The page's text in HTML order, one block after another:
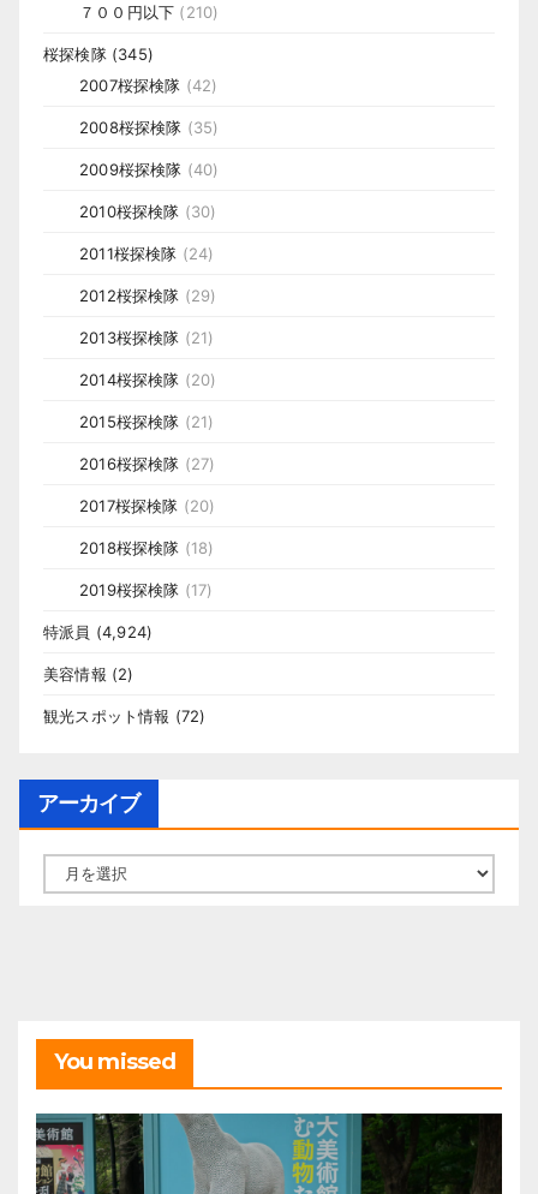
７００円以下 (210)
桜探検隊(345)
2007桜探検隊 (42)
2008桜探検隊 (35)
2009桜探検隊 (40)
2010桜探検隊 (30)
2011桜探検隊 (24)
2012桜探検隊 (29)
2013桜探検隊 (21)
2014桜探検隊 (20)
2015桜探検隊 (21)
2016桜探検隊 (27)
2017桜探検隊 (20)
2018桜探検隊 (18)
2019桜探検隊 (17)
特派員 (4,924)
美容情報 (2)
観光スポット情報 (72)
アーカイブ
ー
You missed